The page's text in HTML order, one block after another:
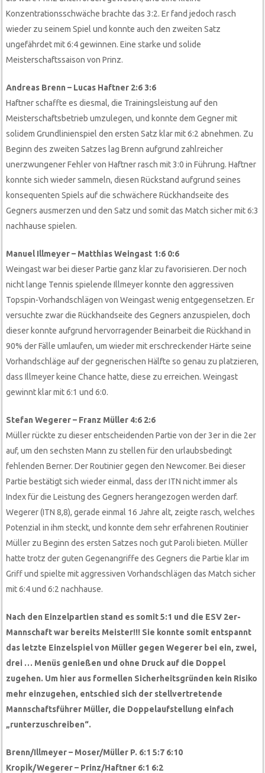
Konzentrationsschwäche brachte das 3:2. Er fand jedoch rasch
wieder zu seinem Spiel und konnte auch den zweiten Satz
ungefährdet mit 6:4 gewinnen. Eine starke und solide
Meisterschaftssaison von Prinz.
Andreas Brenn – Lucas Haftner 2:6 3:6
Haftner schaffte es diesmal, die Trainingsleistung auf den
Meisterschaftsbetrieb umzulegen, und konnte dem Gegner mit
solidem Grundlinienspiel den ersten Satz klar mit 6:2 abnehmen. Zu
Beginn des zweiten Satzes lag Brenn aufgrund zahlreicher
unerzwungener Fehler von Haftner rasch mit 3:0 in Führung. Haftner
konnte sich wieder sammeln, diesen Rückstand aufgrund seines
konsequenten Spiels auf die schwächere Rückhandseite des
Gegners ausmerzen und den Satz und somit das Match sicher mit 6:3
nachhause spielen.
Manuel Illmeyer – Matthias Weingast 1:6 0:6
Weingast war bei dieser Partie ganz klar zu favorisieren. Der noch
nicht lange Tennis spielende Illmeyer konnte den aggressiven
Topspin-Vorhandschlägen von Weingast wenig entgegensetzen. Er
versuchte zwar die Rückhandseite des Gegners anzuspielen, doch
dieser konnte aufgrund hervorragender Beinarbeit die Rückhand in
90% der Fälle umlaufen, um wieder mit erschreckender Härte seine
Vorhandschläge auf der gegnerischen Hälfte so genau zu platzieren,
dass Illmeyer keine Chance hatte, diese zu erreichen. Weingast
gewinnt klar mit 6:1 und 6:0.
Stefan Wegerer – Franz Müller 4:6 2:6
Müller rückte zu dieser entscheidenden Partie von der 3er in die 2er
auf, um den sechsten Mann zu stellen für den urlaubsbedingt
fehlenden Berner. Der Routinier gegen den Newcomer. Bei dieser
Partie bestätigt sich wieder einmal, dass der ITN nicht immer als
Index für die Leistung des Gegners herangezogen werden darf.
Wegerer (ITN 8,8), gerade einmal 16 Jahre alt, zeigte rasch, welches
Potenzial in ihm steckt, und konnte dem sehr erfahrenen Routinier
Müller zu Beginn des ersten Satzes noch gut Paroli bieten. Müller
hatte trotz der guten Gegenangriffe des Gegners die Partie klar im
Griff und spielte mit aggressiven Vorhandschlägen das Match sicher
mit 6:4 und 6:2 nachhause.
Nach den Einzelpartien stand es somit 5:1 und die ESV 2er-
Mannschaft war bereits Meister!!! Sie konnte somit entspannt
das letzte Einzelspiel von Müller gegen Wegerer bei ein, zwei,
drei … Menüs genießen und ohne Druck auf die Doppel
zugehen. Um hier aus formellen Sicherheitsgründen kein Risiko
mehr einzugehen, entschied sich der stellvertretende
Mannschaftsführer Müller, die Doppelaufstellung einfach
„runterzuschreiben“.
Brenn/Illmeyer – Moser/Müller P. 6:1 5:7 6:10
Kropik/Wegerer – Prinz/Haftner 6:1 6:2